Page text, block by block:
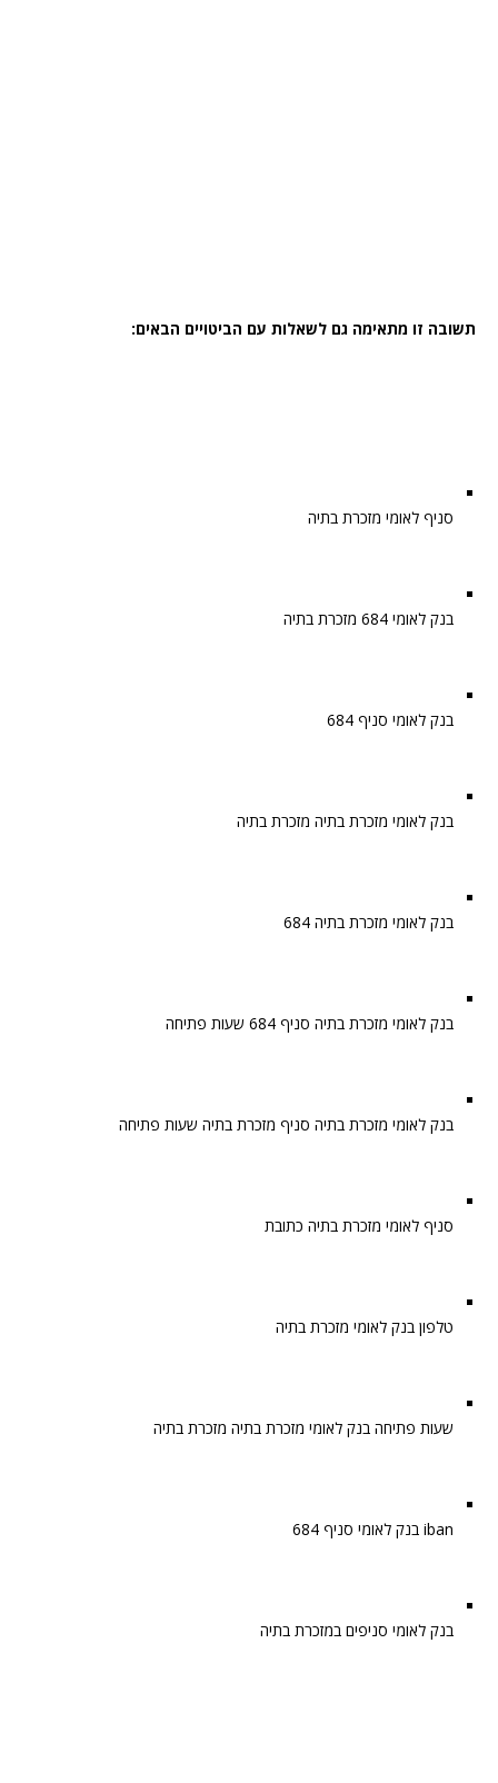
תשובה זו מתאימה גם לשאלות עם הביטויים הבאים:
סניף לאומי מזכרת בתיה
בנק לאומי 684 מזכרת בתיה
בנק לאומי סניף 684
בנק לאומי מזכרת בתיה מזכרת בתיה
בנק לאומי מזכרת בתיה 684
בנק לאומי מזכרת בתיה סניף 684 שעות פתיחה
בנק לאומי מזכרת בתיה סניף מזכרת בתיה שעות פתיחה
סניף לאומי מזכרת בתיה כתובת
טלפון בנק לאומי מזכרת בתיה
שעות פתיחה בנק לאומי מזכרת בתיה מזכרת בתיה
iban בנק לאומי סניף 684
בנק לאומי סניפים במזכרת בתיה